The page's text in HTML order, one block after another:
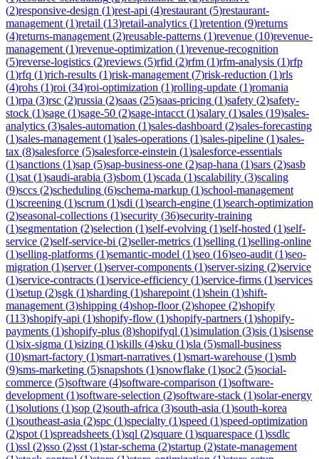
(2)responsive-design (1)rest-api (4)restaurant (5)restaurant-
management (1)retail (13)retail-analytics (1)retention (9)returns
(4)returns-management (2)reusable-patterns (1)revenue (10)revenue-
management (1)revenue-optimization (1)revenue-recognition
(5)reverse-logistics (2)reviews (5)rfid (2)rfm (1)rfm-analysis (1)rfp
(1)rfq (1)rich-results (1)risk-management (7)risk-reduction (1)rls
(4)rohs (1)roi (34)roi-optimization (1)rolling-update (1)romania
(1)rpa (3)rsc (2)russia (2)saas (25)saas-pricing (1)safety (2)safety-
stock (1)sage (1)sage-50 (2)sage-intacct (1)salary (1)sales (19)sales-
analytics (3)sales-automation (1)sales-dashboard (2)sales-forecasting
(1)sales-management (1)sales-operations (1)sales-pipeline (1)sales-
tax (8)salesforce (5)salesforce-einstein (1)salesforce-essentials
(1)sanctions (1)sap (5)sap-business-one (2)sap-hana (1)sars (2)sasb
(1)sat (1)saudi-arabia (3)sbom (1)scada (1)scalability (3)scaling
(9)sccs (2)scheduling (6)schema-markup (1)school-management
(1)screening (1)scrum (1)sdi (1)search-engine (1)search-optimization
(2)seasonal-collections (1)security (36)security-training
(1)segmentation (2)selection (1)self-evolving (1)self-hosted (1)self-
service (2)self-service-bi (2)seller-metrics (1)selling (1)selling-online
(1)selling-platforms (1)semantic-model (1)seo (16)seo-audit (1)seo-
migration (1)server(1)server-components (1)server-sizing (2)service
(1)service-contracts (1)service-efficiency (1)service-firms (1)services
(1)setup (2)sgk (1)sharding (1)sharepoint (1)shein (1)shift-
management (3)shipping (4)shop-floor(2)shopee (2)shopify
(113)shopify-api (1)shopify-flow (1)shopify-partners (1)shopify-
payments (1)shopify-plus (8)shopifyql (1)simulation (3)sis (1)sisense
(1)six-sigma (1)sizing (1)skills (4)sku (1)sla (5)small-business
(10)smart-factory (1)smart-narratives (1)smart-warehouse (1)smb
(9)sms-marketing (5)snapshots (1)snowflake (1)soc2 (5)social-
commerce (5)software (4)software-comparison (1)software-
development (1)software-selection (2)software-stack (1)solar-energy
(1)solutions (1)sop (2)south-africa (3)south-asia (1)south-korea
(1)southeast-asia (2)spc (1)specialty (1)speed (1)speed-optimization
(2)spot (1)spreadsheets (1)sql (2)square (1)squarespace (1)ssdlc
(1)ssl (2)sso (2)sst (1)star-schema (2)startup (2)state-management